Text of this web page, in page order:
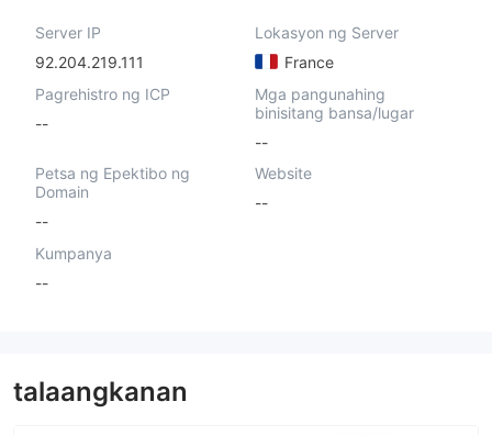
Server IP
92.204.219.111
Lokasyon ng Server
France
Pagrehistro ng ICP
--
Mga pangunahing
binisitang bansa/lugar
--
Petsa ng Epektibo ng
Domain
--
Website
--
Kumpanya
--
talaangkanan